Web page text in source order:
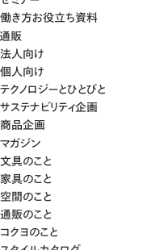
働き方お役立ち資料
通販
法人向け
個人向け
テクノロジーとひとびと
サステナビリティ企画
商品企画
マガジン
文具のこと
家具のこと
空間のこと
通販のこと
コクヨのこと